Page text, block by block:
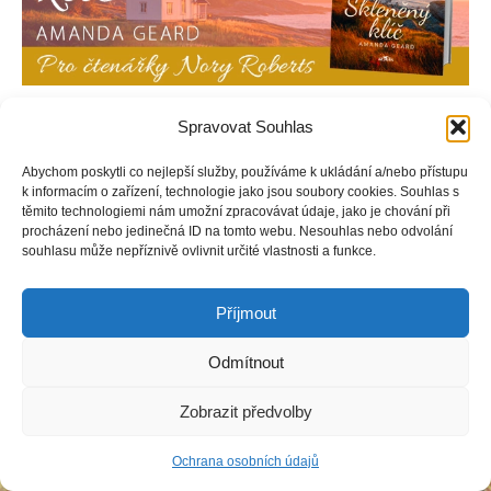
Spravovat Souhlas
Abychom poskytli co nejlepší služby, používáme k ukládání a/nebo přístupu
k informacím o zařízení, technologie jako jsou soubory cookies. Souhlas s
těmito technologiemi nám umožní zpracovávat údaje, jako je chování při
procházení nebo jedinečná ID na tomto webu. Nesouhlas nebo odvolání
souhlasu může nepříznivě ovlivnit určité vlastnosti a funkce.
Příjmout
Odmítnout
Zobrazit předvolby
Ochrana osobních údajů
Osla na téměř vylidněné severní souostroví. Netuší, že právě
tímto rozhodnutím zcela změnila osud svůj i mnoha dalších…
SEO